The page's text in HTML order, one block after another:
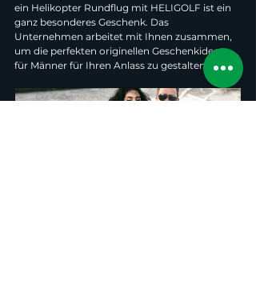
ein Helikopter Rundflug mit HELIGOLF ist ein
ganz besonderes Geschenk. Das
Unternehmen arbeitet mit Ihnen zusammen,
um die perfekten originellen Geschenkideen
für Männer für Ihren Anlass zu gestalten.